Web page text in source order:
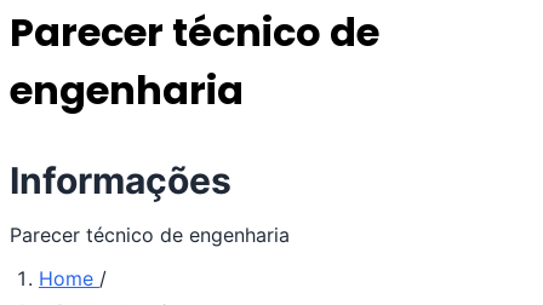
Parecer técnico de
engenharia
Informações
Parecer técnico de engenharia
Home /